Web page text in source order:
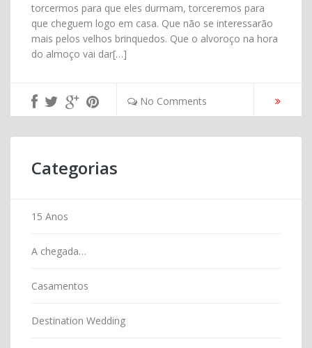
torcermos para que eles durmam, torceremos para
que cheguem logo em casa. Que não se interessarão
mais pelos velhos brinquedos. Que o alvoroço na hora
do almoço vai dar[…]
No Comments
Categorias
15 Anos
A chegada…
Casamentos
Destination Wedding